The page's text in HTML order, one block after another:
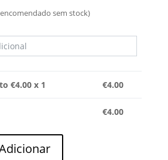
sem stock)
€4.00 x 1 €4.00
€4.00